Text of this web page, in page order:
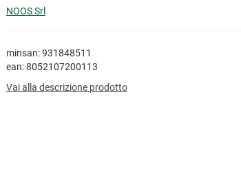
NOOS Srl
minsan: 931848511
ean: 8052107200113
Vai alla descrizione prodotto